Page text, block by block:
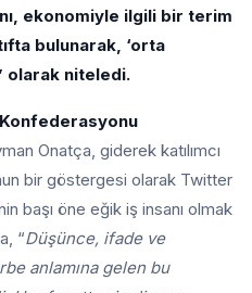
ekonomiyle ilgili bir terim
bulunarak, ‘orta
olarak niteledi.
Onatça, giderek katılımcı
bir göstergesi olarak Twitter
başı öne eğik iş insanı olmak
“Düşünce, ifade ve
anlamına gelen bu